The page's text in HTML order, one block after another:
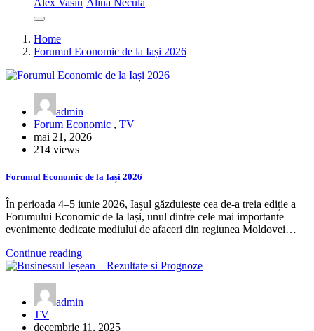
Home
Forumul Economic de la Iași 2026
admin
Forum Economic , TV
mai 21, 2026
214 views
Forumul Economic de la Iași 2026
În perioada 4–5 iunie 2026, Iașul găzduiește cea de-a treia ediție a
Forumului Economic de la Iași, unul dintre cele mai importante
evenimente dedicate mediului de afaceri din regiunea Moldovei…
Continue reading
admin
TV
decembrie 11, 2025